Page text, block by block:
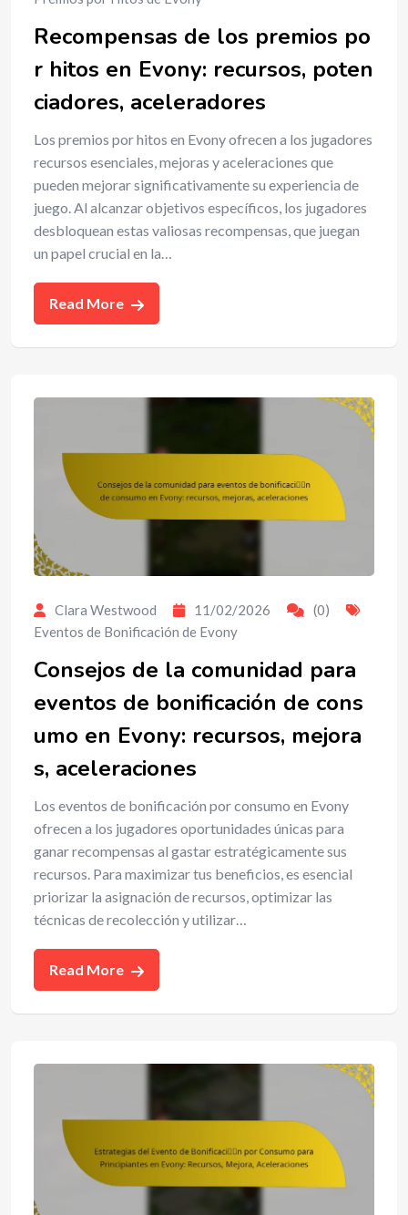
Recompensas de los premios po
r hitos en Evony: recursos, poten
ciadores, aceleradores
Los premios por hitos en Evony ofrecen a los jugadores
recursos esenciales, mejoras y aceleraciones que
pueden mejorar significativamente su experiencia de
juego. Al alcanzar objetivos específicos, los jugadores
desbloquean estas valiosas recompensas, que juegan
un papel crucial en la…
Read More
Clara Westwood 11/02/2026
(0)
Eventos de Bonificación de Evony
Consejos de la comunidad para
eventos de bonificación de cons
umo en Evony: recursos, mejora
s, aceleraciones
Los eventos de bonificación por consumo en Evony
ofrecen a los jugadores oportunidades únicas para
ganar recompensas al gastar estratégicamente sus
recursos. Para maximizar tus beneficios, es esencial
priorizar la asignación de recursos, optimizar las
técnicas de recolección y utilizar…
Read More